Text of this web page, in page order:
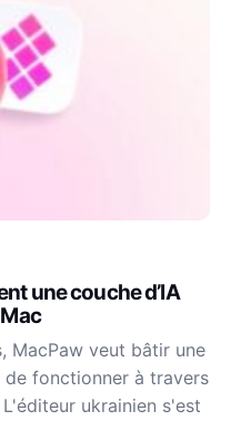
une couche d’IA
MacPaw veut bâtir une
fonctionner à travers
ukrainien s'est